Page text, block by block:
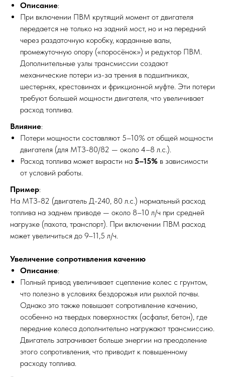
Описание:
При включении ПВМ крутящий момент от двигателя
передается не только на задний мост, но и на передний
через раздаточную коробку, карданные валы,
промежуточную опору («поросёнок») и редуктор ПВМ.
Дополнительные узлы трансмиссии создают
механические потери из-за трения в подшипниках,
шестернях, крестовинах и фрикционной муфте. Эти потери
требуют большей мощности двигателя, что увеличивает
расход топлива.
Влияние:
Потери мощности составляют 5–10% от общей мощности
двигателя (для МТЗ-80/82 — около 4–8 л.с.).
Расход топлива может вырасти на 5–15% в зависимости
от условий работы.
Пример:
На МТЗ-82 (двигатель Д-240, 80 л.с.) нормальный расход
топлива на заднем приводе — около 8–10 л/ч при средней
нагрузке (пахота, транспорт). При включении ПВМ расход
может увеличиться до 9–11,5 л/ч.
Увеличение сопротивления качению
Описание:
Полный привод увеличивает сцепление колес с грунтом,
что полезно в условиях бездорожья или рыхлой почвы.
Однако это также повышает сопротивление качению,
особенно на твердых поверхностях (асфальт, бетон), где
передние колеса дополнительно нагружают трансмиссию.
Двигатель затрачивает больше энергии на преодоление
этого сопротивления, что приводит к повышенному
расходу топлива.